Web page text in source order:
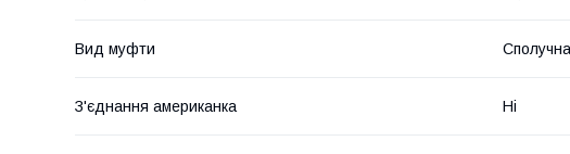
Вид муфти Сполучна
З'єднання американка Ні